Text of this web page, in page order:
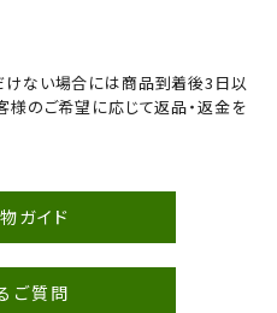
ない場合には商品到着後3日以
様のご希望に応じて返品・返金を
ガイド
ご質問